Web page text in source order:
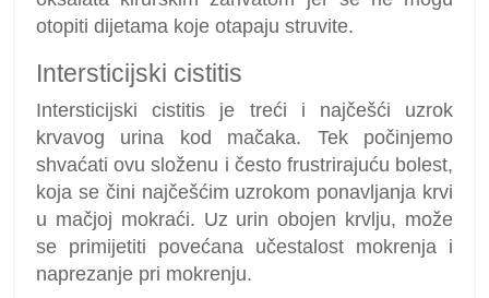
otopiti dijetama koje otapaju struvite.
Intersticijski cistitis
Intersticijski cistitis je treći i najčešći uzrok
krvavog urina kod mačaka. Tek počinjemo
shvaćati ovu složenu i često frustrirajuću bolest,
koja se čini najčešćim uzrokom ponavljanja krvi
u mačjoj mokraći. Uz urin obojen krvlju, može
se primijetiti povećana učestalost mokrenja i
naprezanje pri mokrenju.